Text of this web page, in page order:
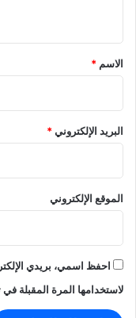
*
الاسم *
البريد الإلكتروني*
الموقع الإلكتروني
احفظ اسمي، بريدي
لاستخدامها المرة المقبلة في